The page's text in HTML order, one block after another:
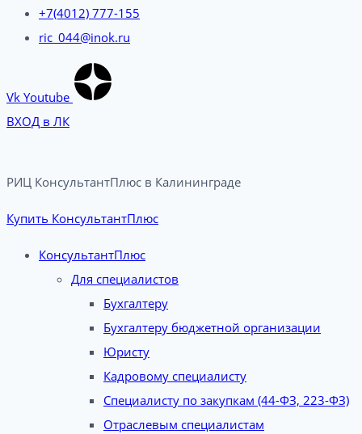
+7(4012) 777-155
ric_044@inok.ru
Vk Youtube
ВХОД в ЛК
РИЦ КонсультантПлюс в Калининграде​
Купить КонсультантПлюс
КонсультантПлюс
Для специалистов
Бухгалтеру
Бухгалтеру бюджетной организации
Юристу
Кадровому специалисту
Специалисту по закупкам (44-ФЗ, 223-ФЗ)
Отраслевым специалистам